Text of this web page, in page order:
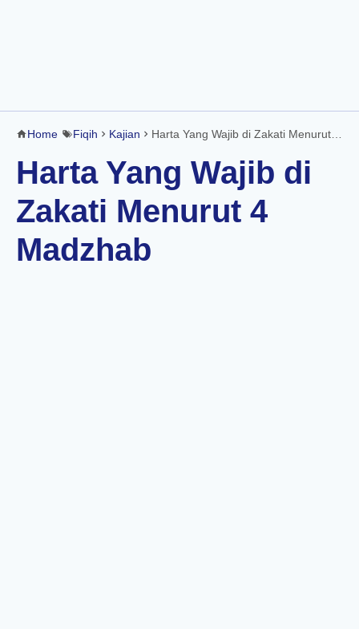
Home Fiqih Kajian Harta Yang Wajib di Zakati Menurut 4 Madzhab
Harta Yang Wajib di
Zakati Menurut 4
Madzhab